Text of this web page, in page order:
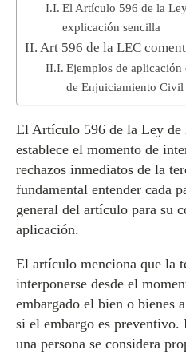
El Artículo 596 de la
explicación sencilla
Art 596 de la LEC
Ejemplos de
de Enjuiciamiento Civil
El Artículo 596 de la Ley
establece el momento de
rechazos inmediatos de la
fundamental entender cada
general del artículo para su
aplicación.
El artículo menciona que la
interponerse desde el
embargado el bien o bienes
si el embargo es
una persona se considera